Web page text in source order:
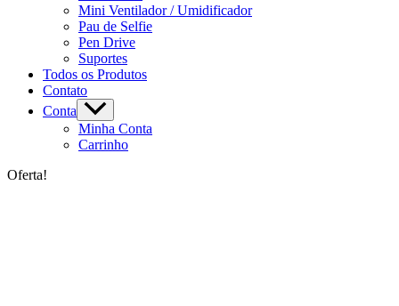
Mini Ventilador / Umidificador
Pau de Selfie
Pen Drive
Suportes
Todos os Produtos
Contato
Conta
Minha Conta
Carrinho
Oferta!